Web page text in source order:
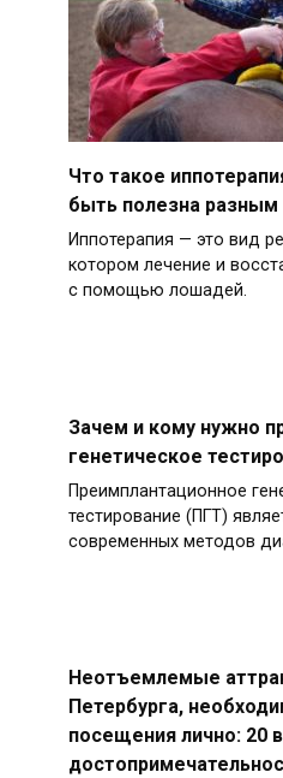
Что такое
быть полезна
Иппотерапия — это вид
котором лечение и
с помощью лошадей.
Зачем и кому нужно
генетическое
Преимплантационное
тестирование (ПГТ)
современных методов
Неотъемлемые
Петербурга,
посещения лично: 20